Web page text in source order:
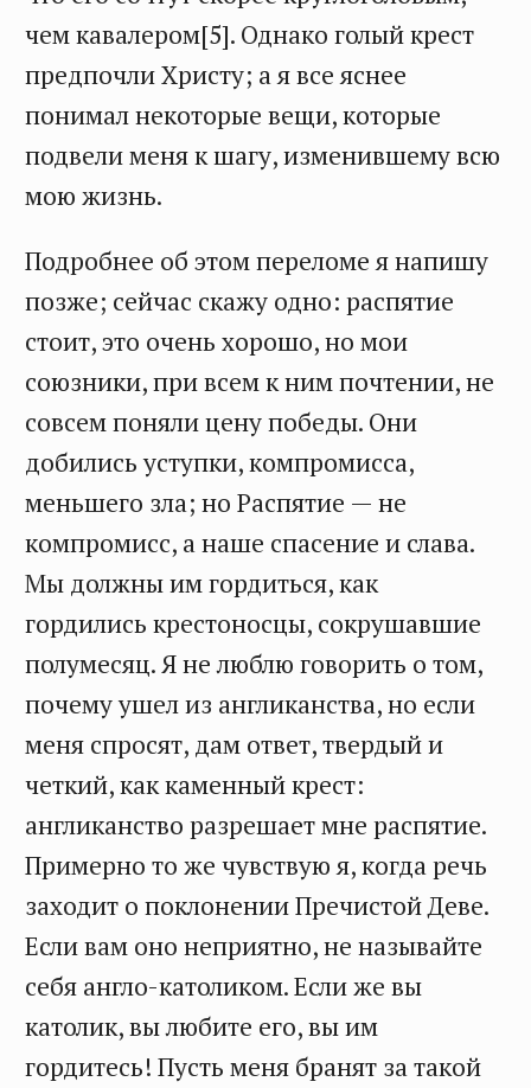
чем кавалером[5]. Однако голый крест
предпочли Христу; а я все яснее
понимал некоторые вещи, которые
подвели меня к шагу, изменившему всю
мою жизнь.
Подробнее об этом переломе я напишу
позже; сейчас скажу одно: распятие
стоит, это очень хорошо, но мои
союзники, при всем к ним почтении, не
совсем поняли цену победы. Они
добились уступки, компромисса,
меньшего зла; но Распятие — не
компромисс, а наше спасение и слава.
Мы должны им гордиться, как
гордились крестоносцы, сокрушавшие
полумесяц. Я не люблю говорить о том,
почему ушел из англиканства, но если
меня спросят, дам ответ, твердый и
четкий, как каменный крест:
англиканство разрешает мне распятие.
Примерно то же чувствую я, когда речь
заходит о поклонении Пречистой Деве.
Если вам оно неприятно, не называйте
себя англо-католиком. Если же вы
католик, вы любите его, вы им
гордитесь! Пусть меня бранят за такой